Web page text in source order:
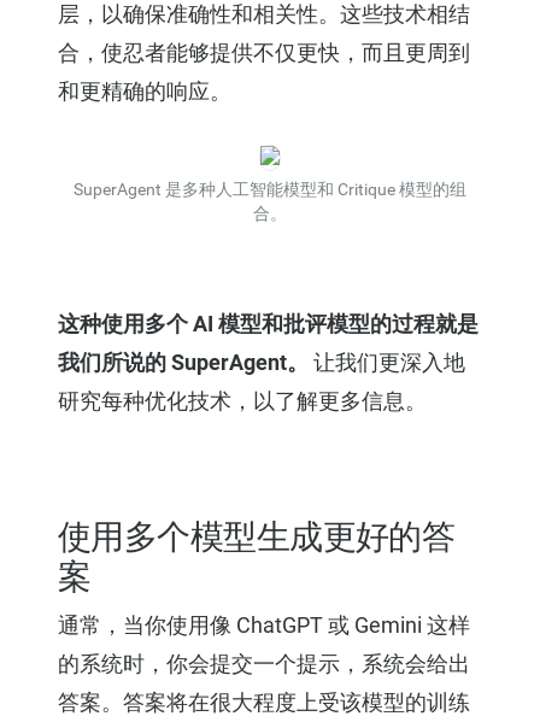
层，以确保准确性和相关性。这些技术相结
合，使忍者能够提供不仅更快，而且更周到
和更精确的响应。
SuperAgent 是多种人工智能模型和 Critique 模型的组
合。
这种使用多个 AI 模型和批评模型的过程就是
我们所说的 SuperAgent。 让我们更深入地
研究每种优化技术，以了解更多信息。
使用多个模型生成更好的答
案
通常，当你使用像 ChatGPT 或 Gemini 这样
的系统时，你会提交一个提示，系统会给出
答案。答案将在很大程度上受该模型的训练